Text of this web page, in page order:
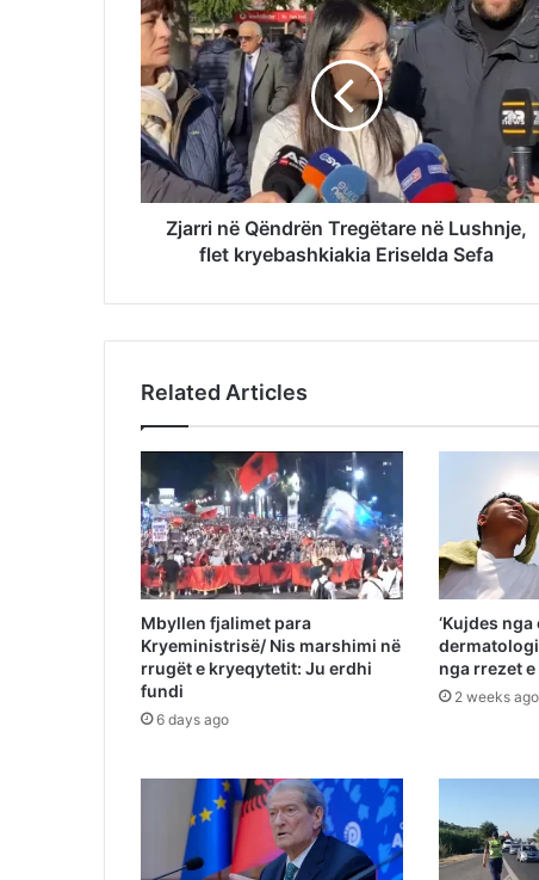
Zjarri në Qëndrën Tregëtare në Lushnje,
flet kryebashkiakia Eriselda Sefa
Related Articles
Mbyllen fjalimet para
Kryeministrisë/ Nis marshimi në
rrugët e kryeqytetit: Ju erdhi
fundi
6 days ago
‘Kujdes
nga rrezet
2 weeks ago